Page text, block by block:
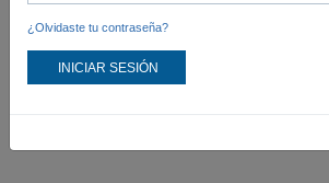
¿Olvidaste tu contraseña?
INICIAR SESIÓN